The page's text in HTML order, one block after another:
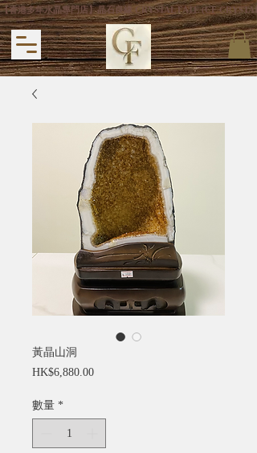
【香港多年水晶專門店】晶石良緣 CRYSTAL FATE (CF
黃晶山洞
HK$6,880.00價
數量 *